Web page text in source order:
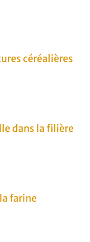
céréalières
dans la filière
farine